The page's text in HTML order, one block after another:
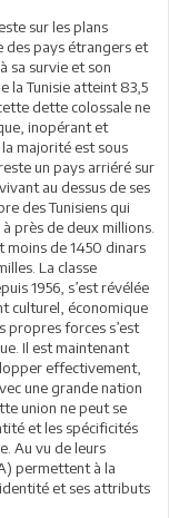
sur les plans
des pays étrangers et
sa survie et son
la Tunisie atteint 83,5
dette colossale ne
inopérant et
majorité est sous
un pays arriéré sur
au dessus de ses
des Tunisiens qui
près de deux millions.
moins de 1450 dinars
La classe
1956, s’est révélée
culturel, économique
propres forces s’est
Il est maintenant
effectivement,
une grande nation
union ne peut se
et les spécificités
Au vu de leurs
permettent à la
et ses attributs